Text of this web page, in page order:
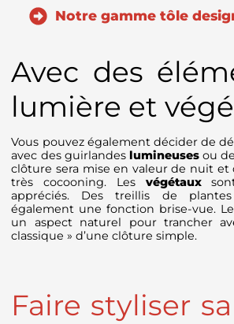
Notre gamme tôle
Avec des
lumière et
Vous pouvez également décider de
avec des guirlandes lumineusesou
clôture sera mise en valeur de nuit et
très cocooning. Les végétaux
appréciés. Des treillis de
également une fonction brise-vue.
un aspect naturel pour trancher
classique » d’une clôture simple.
Faire styliser